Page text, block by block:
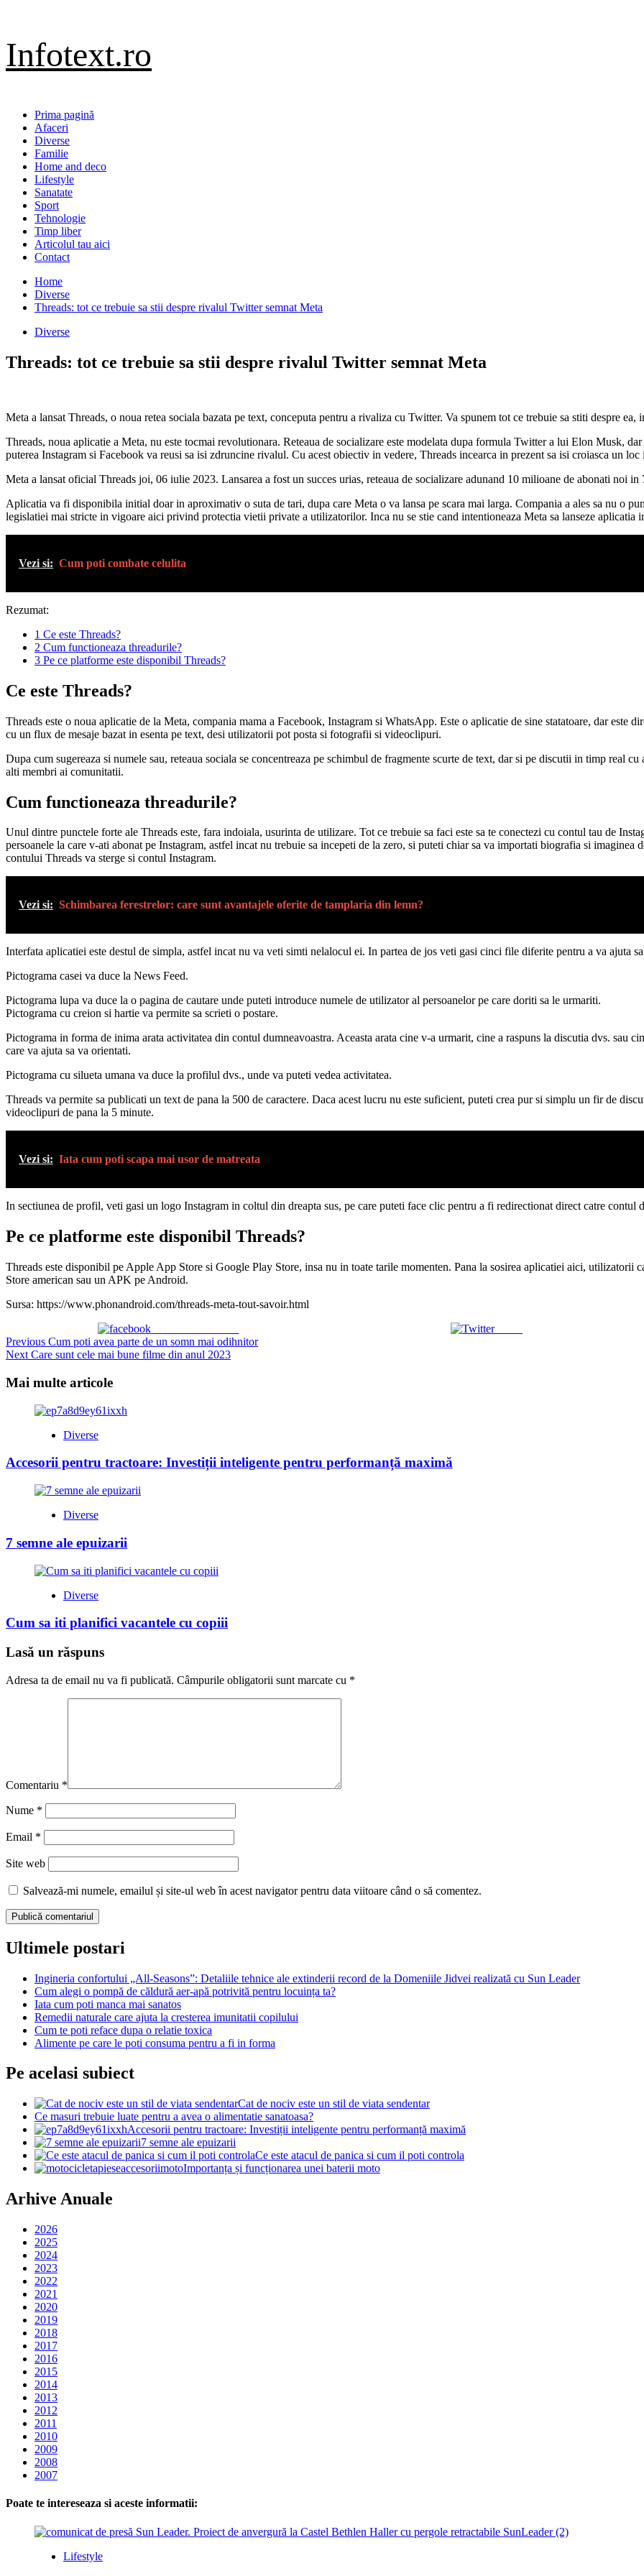
conținut
Infotext.ro
Primary
Menu
Prima pagină
Afaceri
Diverse
Familie
Home and deco
Lifestyle
Sanatate
Sport
Tehnologie
Timp liber
Articolul tau aici
Contact
Home
Diverse
Threads: tot ce trebuie sa stii despre rivalul Twitter semnat Meta
Diverse
Threads: tot ce trebuie sa stii despre rivalul Twitter semnat Meta
Meta a lansat Threads, o noua retea sociala bazata pe text, conceputa pentru a rivaliza cu Twitter. Va spunem tot ce trebuie sa stiti despre
Threads, noua aplicatie a Meta, nu este tocmai revolutionara. Reteaua de socializare este modelata dupa formula Twitter a lui Elon Musk,
puterea Instagram si Facebook va reusi sa isi zdruncine rivalul. Cu acest obiectiv in vedere, Threads incearca in prezent sa isi croiasca un
Meta a lansat oficial Threads joi, 06 iulie 2023. Lansarea a fost un succes urias, reteaua de socializare adunand 10 milioane de abonati noi
Aplicatia va fi disponibila initial doar in aproximativ o suta de tari, dupa care Meta o va lansa pe scara mai larga. Compania a ales sa nu o
legislatiei mai stricte in vigoare aici privind protectia vietii private a utilizatorilor. Inca nu se stie cand intentioneaza Meta sa lanseze aplicatia
Vezi si: Cum poti combate celulita
Rezumat:
1 Ce este Threads?
2 Cum functioneaza threadurile?
3 Pe ce platforme este disponibil Threads?
Ce este Threads?
Threads este o noua aplicatie de la Meta, compania mama a Facebook, Instagram si WhatsApp. Este o aplicatie de sine statatoare, dar este
cu un flux de mesaje bazat in esenta pe text, desi utilizatorii pot posta si fotografii si videoclipuri.
Dupa cum sugereaza si numele sau, reteaua sociala se concentreaza pe schimbul de fragmente scurte de text, dar si pe discutii in timp real
alti membri ai comunitatii.
Cum functioneaza threadurile?
Unul dintre punctele forte ale Threads este, fara indoiala, usurinta de utilizare. Tot ce trebuie sa faci este sa te conectezi cu contul tau de
persoanele la care v-ati abonat pe Instagram, astfel incat nu trebuie sa incepeti de la zero, si puteti chiar sa va importati biografia si
contului Threads va sterge si contul Instagram.
Vezi si: Schimbarea ferestrelor: care sunt avantajele oferite de tamplaria din lemn?
Interfata aplicatiei este destul de simpla, astfel incat nu va veti simti nelalocul ei. In partea de jos veti gasi cinci file diferite pentru a va ajuta
Pictograma casei va duce la News Feed.
Pictograma lupa va duce la o pagina de cautare unde puteti introduce numele de utilizator al persoanelor pe care doriti sa le urmariti.
Pictograma cu creion si hartie va permite sa scrieti o postare.
Pictograma in forma de inima arata activitatea din contul dumneavoastra. Aceasta arata cine v-a urmarit, cine a raspuns la discutia dvs. sau
care va ajuta sa va orientati.
Pictograma cu silueta umana va duce la profilul dvs., unde va puteti vedea activitatea.
Threads va permite sa publicati un text de pana la 500 de caractere. Daca acest lucru nu este suficient, puteti crea pur si simplu un fir de
videoclipuri de pana la 5 minute.
Vezi si: Iata cum poti scapa mai usor de matreata
In sectiunea de profil, veti gasi un logo Instagram in coltul din dreapta sus, pe care puteti face clic pentru a fi redirectionat direct catre contul
Pe ce platforme este disponibil Threads?
Threads este disponibil pe Apple App Store si Google Play Store, insa nu in toate tarile momenten. Pana la sosirea aplicatiei aici, utilizatorii
Store american sau un APK pe Android.
Sursa: https://www.phonandroid.com/threads-meta-tout-savoir.html
Tweet
Continue
Reading
Previous Cum poti avea parte de un somn mai odihnitor
Next Care sunt cele mai bune filme din anul 2023
Mai multe articole
Diverse
Accesorii pentru tractoare: Investiții inteligente pentru performanță maximă
Diverse
7 semne ale epuizarii
Diverse
Cum sa iti planifici vacantele cu copiii
Lasă un răspuns
Adresa ta de email nu va fi publicată. Câmpurile obligatorii sunt marcate cu *
Comentariu *
Nume *
Email *
Site web
Salvează-mi numele, emailul și site-ul web în acest navigator pentru data viitoare când o să comentez.
Ultimele postari
Ingineria confortului „All-Seasons”: Detaliile tehnice ale extinderii record de la Domeniile Jidvei realizată cu Sun Leader
Cum alegi o pompă de căldură aer-apă potrivită pentru locuința ta?
Iata cum poti manca mai sanatos
Remedii naturale care ajuta la cresterea imunitatii copilului
Cum te poti reface dupa o relatie toxica
Alimente pe care le poti consuma pentru a fi in forma
Pe acelasi subiect
Cat de nociv este un stil de viata sendentar
Ce masuri trebuie luate pentru a avea o alimentatie sanatoasa?
Accesorii pentru tractoare: Investiții inteligente pentru performanță maximă
7 semne ale epuizarii
Ce este atacul de panica si cum il poti controla
Importanța și funcționarea unei baterii moto
Arhive Anuale
2026
2025
2024
2023
2022
2021
2020
2019
2018
2017
2016
2015
2014
2013
2012
2011
2010
2009
2008
2007
Poate te intereseaza si aceste informatii:
Lifestyle